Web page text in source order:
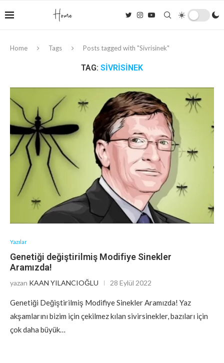
Home Tags Posts tagged with "Sivrisinek"
TAG: SIVRISINEK
Yazılar
Genetiği değiştirilmiş Modifiye Sinekler
Aramızda!
yazan KAAN YILANCIOĞLU 28 Eylül 2022
Genetiği Değiştirilmiş Modifiye Sinekler Aramızda! Yaz
akşamlarını bizim için çekilmez kılan sivirsinekler, bazıları için
çok daha büyük…